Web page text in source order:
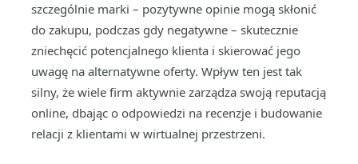
szczególnie marki – pozytywne opinie mogą skłonić
do zakupu, podczas gdy negatywne – skutecznie
zniechęcić potencjalnego klienta i skierować jego
uwagę na alternatywne oferty. Wpływ ten jest tak
silny, że wiele firm aktywnie zarządza swoją reputacją
online, dbając o odpowiedzi na recenzje i budowanie
relacji z klientami w wirtualnej przestrzeni.